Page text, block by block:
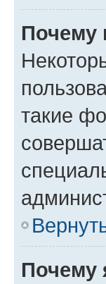
Почему
такие
Почему